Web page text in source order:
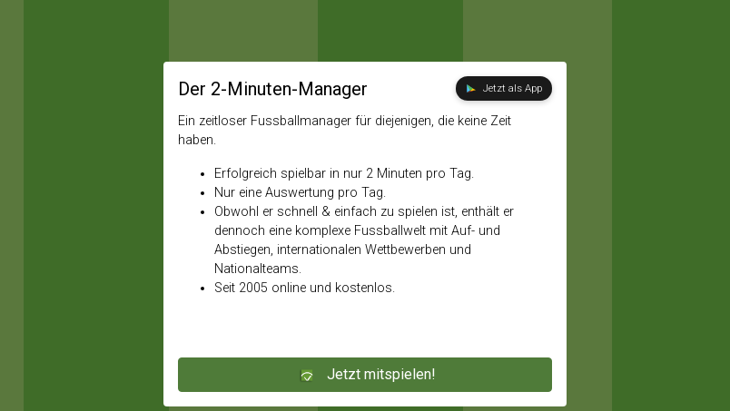
Der 2-Minuten-Manager Jetzt als App
Ein zeitloser Fussballmanager für diejenigen, die keine Zeit
haben.
Erfolgreich spielbar in nur 2 Minuten pro Tag.
Nur eine Auswertung pro Tag.
Obwohl er schnell & einfach zu spielen ist, enthält er
dennoch eine komplexe Fussballwelt mit Auf- und
Abstiegen, internationalen Wettbewerben und
Nationalteams.
Seit 2005 online und kostenlos.
Jetzt mitspielen!